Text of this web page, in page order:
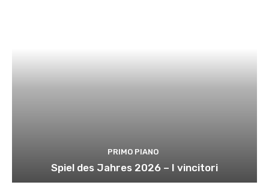
PRIMO PIANO
Spiel des Jahres 2026 – I vincitori